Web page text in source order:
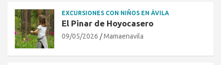
EXCURSIONES CON NIÑOS EN ÁVILA
El Pinar de Hoyocasero
09/05/2026 Mamaenavila